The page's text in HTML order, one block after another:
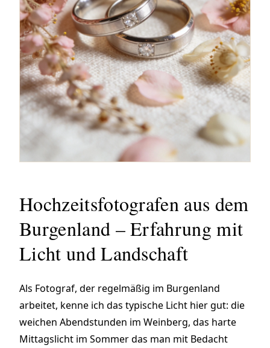
Hochzeitsfotografen aus dem
Burgenland – Erfahrung mit
Licht und Landschaft
Als Fotograf, der regelmäßig im Burgenland
arbeitet, kenne ich das typische Licht hier gut: die
weichen Abendstunden im Weinberg, das harte
Mittagslicht im Sommer das man mit Bedacht